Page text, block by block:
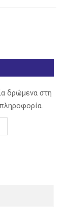
δρώμενα στη